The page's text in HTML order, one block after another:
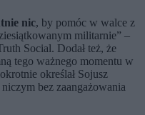
nic, by pomóc w walce z
militarnie” –
Social. Dodał też, że
tego ważnego momentu w
określał Sojusz
bez zaangażowania